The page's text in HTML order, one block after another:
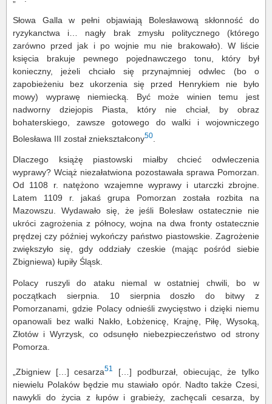
Słowa Galla w pełni objawiają Bolesławową skłonność do
ryzykanctwa i… nagły brak zmysłu politycznego (którego
zarówno przed jak i po wojnie mu nie brakowało). W liście
księcia brakuje pewnego pojednawczego tonu, który był
konieczny, jeżeli chciało się przynajmniej odwlec (bo o
zapobieżeniu bez ukorzenia się przed Henrykiem nie było
mowy) wyprawę niemiecką. Być może winien temu jest
nadworny dziejopis Piasta, który nie chciał, by obraz
bohaterskiego, zawsze gotowego do walki i wojowniczego
Bolesława III został zniekształcony50
Dlaczego książę piastowski miałby chcieć odwleczenia
wyprawy? Wciąż niezałatwiona pozostawała sprawa Pomorzan.
Od 1108 r. natężono wzajemne wyprawy i utarczki zbrojne.
Latem 1109 r. jakaś grupa Pomorzan została rozbita na
Mazowszu. Wydawało się, że jeśli Bolesław ostatecznie nie
ukróci zagrożenia z północy, wojna na dwa fronty ostatecznie
prędzej czy później wykończy państwo piastowskie. Zagrożenie
zwiększyło się, gdy oddziały czeskie (mając pośród siebie
Zbigniewa) łupiły Śląsk.
Polacy ruszyli do ataku niemal w ostatniej chwili, bo w
początkach sierpnia. 10 sierpnia doszło do bitwy z
Pomorzanami, gdzie Polacy odnieśli zwycięstwo i dzięki niemu
opanowali bez walki Nakło, Łobżenicę, Krajnę, Piłę, Wysoką,
Złotów i Wyrzysk, co odsunęło niebezpieczeństwo od strony
Pomorza.
„Zbigniew […] cesarza51
[…] podburzał, obiecując, że tylko
niewielu Polaków będzie mu stawiało opór. Nadto także Czesi,
nawykli do życia z łupów i grabieży, zachęcali cesarza, by